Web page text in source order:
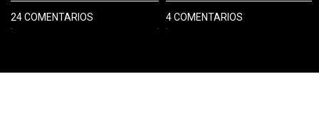
24 COMENTARIOS 4 COMENTARIOS